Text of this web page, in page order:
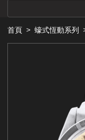
首頁 > 蠔式恆動系列